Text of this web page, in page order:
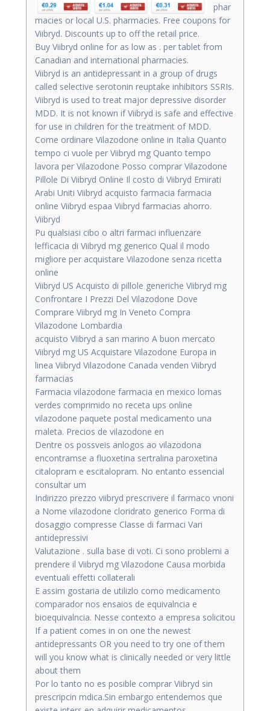
phar
macies or local U.S. pharmacies. Free coupons for
Viibryd. Discounts up to off the retail price.
Buy Viibryd online for as low as . per tablet from
Canadian and international pharmacies.
Viibryd is an antidepressant in a group of drugs
called selective serotonin reuptake inhibitors SSRIs.
Viibryd is used to treat major depressive disorder
MDD. It is not known if Viibryd is safe and effective
for use in children for the treatment of MDD.
Come ordinare Vilazodone online in Italia Quanto
tempo ci vuole per Viibryd mg Quanto tempo
lavora per Vilazodone Posso comprar Vilazodone
Pillole Di Viibryd Online Il costo di Viibryd Emirati
Arabi Uniti Viibryd acquisto farmacia farmacia
online Viibryd espaa Viibryd farmacias ahorro.
Viibryd
Pu qualsiasi cibo o altri farmaci influenzare
lefficacia di Viibryd mg generico Qual il modo
migliore per acquistare Vilazodone senza ricetta
online
Viibryd US Acquisto di pillole generiche Viibryd mg
Confrontare I Prezzi Del Vilazodone Dove
Comprare Viibryd mg In Veneto Compra
Vilazodone Lombardia
acquisto Viibryd a san marino A buon mercato
Viibryd mg US Acquistare Vilazodone Europa in
linea Viibryd Vilazodone Canada venden Viibryd
farmacias
Farmacia vilazodone farmacia en mexico lomas
verdes comprimido no receta ups online
vilazodone paquete postal medicamento una
maleta. Precios de vilazodone en
Dentre os possveis anlogos ao vilazodona
encontramse a fluoxetina sertralina paroxetina
citalopram e escitalopram. No entanto essencial
consultar um
Indirizzo prezzo viibryd prescrivere il farmaco vnoni
a Nome vilazodone cloridrato generico Forma di
dosaggio compresse Classe di farmaci Vari
antidepressivi
Valutazione . sulla base di voti. Ci sono problemi a
prendere il Viibryd mg Vilazodone Causa morbida
eventuali effetti collaterali
E assim gostaria de utilizlo como medicamento
comparador nos ensaios de equivalncia e
bioequivalncia. Nesse contexto a empresa solicitou
If a patient comes in on one the newest
antidepressants OR you need to try one of them
will you know what is clinically needed or very little
about them
Por lo tanto no es posible comprar Viibryd sin
prescripcin mdica.Sin embargo entendemos que